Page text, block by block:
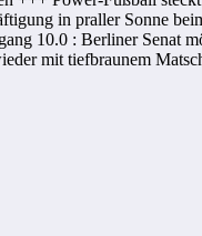
in praller Sonne
10.0 : Berliner Senat
mit tiefbraunem